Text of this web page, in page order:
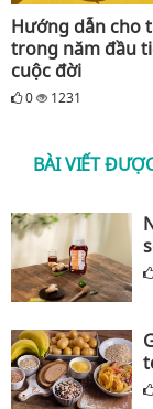
Hướng dẫn cho
trong năm đầu
cuộc đời
0 1231
BÀI VIẾT